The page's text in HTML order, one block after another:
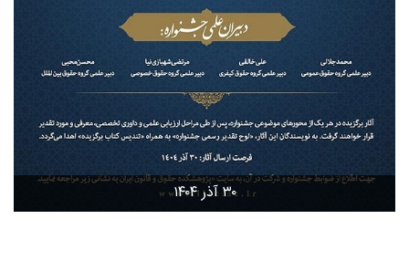
۳۰ آذر ۱۴۰۴